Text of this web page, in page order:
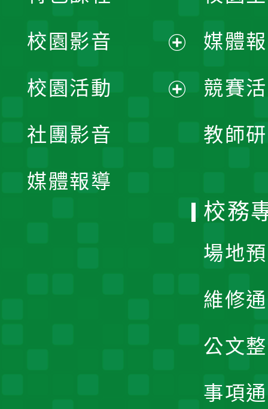
媒體
競賽
教師
校園影音
開
校園活動
社團影音
媒體報導
校務
場地
維修
公文
事項